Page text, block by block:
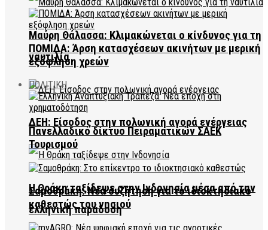
Μαύρη Θάλασσα: Κλιμακώνεται ο κίνδυνος για τη
ναυτιλία
ΔΕΗ: Είσοδος στην πολωνική αγορά ενέργειας
Η Θράκη ταξίδεψε στην Ινδονησία μέσα από την
ελληνική παράδοση
ΠΟΜΙΔΑ: Άρση κατασχέσεων ακινήτων με μερική
εξόφληση χρεών
ΠΟΛΙΤΙΚΗ
Πανελλαδικό δίκτυο Πειραματικών ΣΑΕΚ
Τουρισμού
Σαμοθράκη: Νέα συζήτηση για το ιδιοκτησιακό
καθεστώς του νησιού